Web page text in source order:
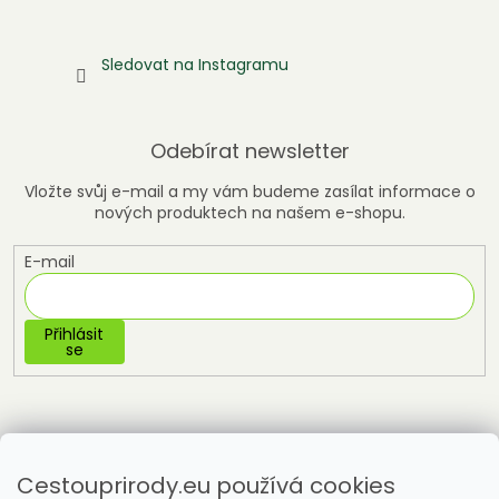
Cestouprirody.eu používá cookies
Sledovat na Instagramu
Odebírat newsletter
Vložte svůj e-mail a my vám budeme zasílat informace o
nových produktech na našem e-shopu.
E-mail
Přihlásit
se